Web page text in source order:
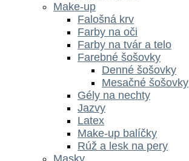
Make-up
Falošná krv
Farby na oči
Farby na tvár a telo
Farebné šošovky
Denné šošovky
Mesačné šošovky
Gély na nechty
Jazvy
Latex
Make-up balíčky
Rúž a lesk na pery
Masky